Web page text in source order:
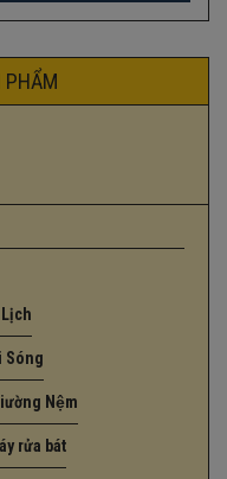
PHẨM
Lịch
Sóng
Nệm
rửa bát